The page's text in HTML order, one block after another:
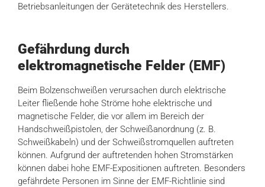
Betriebsanleitungen der Gerätetechnik des Herstellers.
Gefährdung durch
elektromagnetische Felder (EMF)
Beim Bolzenschweißen verursachen durch elektrische
Leiter fließende hohe Ströme hohe elektrische und
magnetische Felder, die vor allem im Bereich der
Handschweißpistolen, der Schweißanordnung (z. B.
Schweißkabeln) und der Schweißstromquellen auftreten
können. Aufgrund der auftretenden hohen Stromstärken
können dabei hohe EMF-Expositionen auftreten. Besonders
gefährdete Personen im Sinne der EMF-Richtlinie sind